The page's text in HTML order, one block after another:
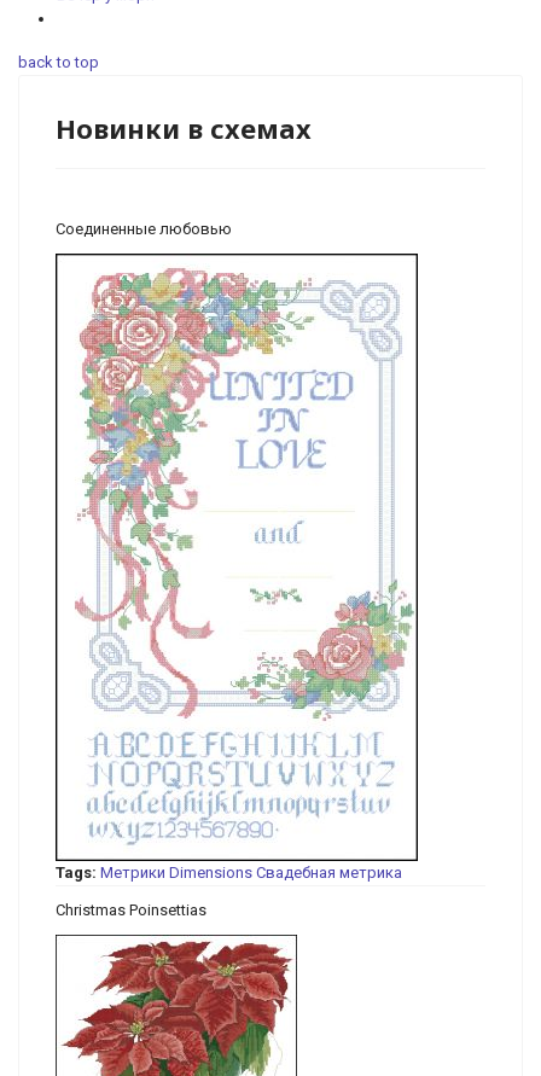
back to top
Новинки в схемах
Соединенные любовью
Tags: Метрики Dimensions Свадебная метрика
Christmas Poinsettias